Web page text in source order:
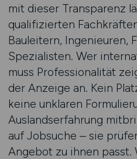
mit dieser Transparenz
qualifizierten
Bauleitern, Ingenieuren,
Spezialisten. Wer
muss Professionalität
der Anzeige an. Kein
keine unklaren
Auslandserfahrung
auf Jobsuche – sie
Angebot zu ihnen passt.